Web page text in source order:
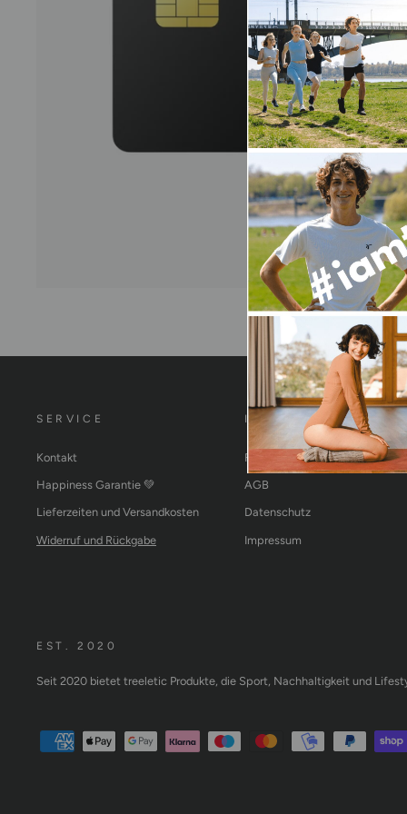
SERVICE
Kontakt
Happiness Garantie 💚
Lieferzeiten und Versandkosten
Widerruf und Rückgabe
INFORMATIONEN
FAQ
AGB
Datenschutz
Impressum
EST. 2020
Seit 2020 bietet treeletic Produkte, die Sport, Nachhaltigkeit und